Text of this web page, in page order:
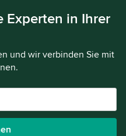
Experten in Ihrer
und wir verbinden Sie mit